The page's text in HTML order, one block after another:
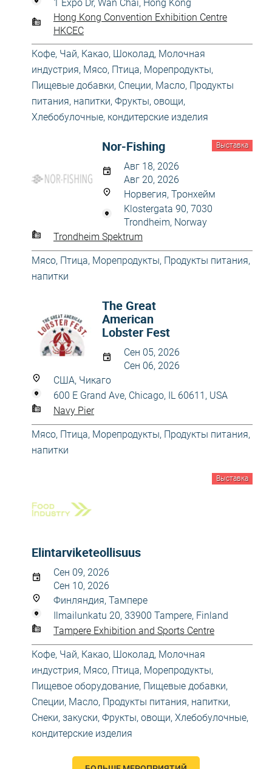
1 Expo Dr, Wan Chai, Hong Kong
Hong Kong Convention Exhibition Centre
HKCEC
Кофе, Чай, Какао, Шоколад, Молочная
индустрия, Мясо, Птица, Морепродукты,
Пищевые добавки, Специи, Масло, Продукты
питания, напитки, Фрукты, овощи,
Хлебобулочные, кондитерские изделия
Выставка
Nor-Fishing
Авг 18, 2026
Авг 20, 2026
Норвегия, Тронхейм
Klostergata 90, 7030
Trondheim, Norway
Trondheim Spektrum
Мясо, Птица, Морепродукты, Продукты питания,
напитки
The Great
American
Lobster Fest
Сен 05, 2026
Сен 06, 2026
США, Чикаго
600 E Grand Ave, Chicago, IL 60611, USA
Navy Pier
Мясо, Птица, Морепродукты, Продукты питания,
напитки
Выставка
Elintarviketeollisuus
Сен 09, 2026
Сен 10, 2026
Финляндия, Тампере
Ilmailunkatu 20, 33900 Tampere, Finland
Tampere Exhibition and Sports Centre
Кофе, Чай, Какао, Шоколад, Молочная
индустрия, Мясо, Птица, Морепродукты,
Пищевое оборудование, Пищевые добавки,
Специи, Масло, Продукты питания, напитки,
Снеки, закуски, Фрукты, овощи, Хлебобулочные,
кондитерские изделия